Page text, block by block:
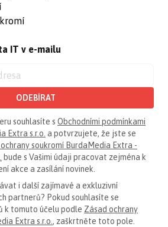
IT v e-mailu
ODEBÍRAT
souhlasíte s Obchodními podmínkami
Extra s.r.o. a potvrzujete, že jste se
soukromí BurdaMedia Extra -
bude s Vašimi údaji pracovat zejména k
akce a zasílání novinek.
i další zajímavé a exkluzivní
partnerů? Pokud souhlasíte se
k tomuto účelu podle Zásad ochrany
Extra s.r.o. , zaškrtněte toto pole.